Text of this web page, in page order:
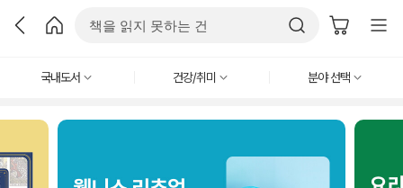
국내도서 건강/취미 분야 선택